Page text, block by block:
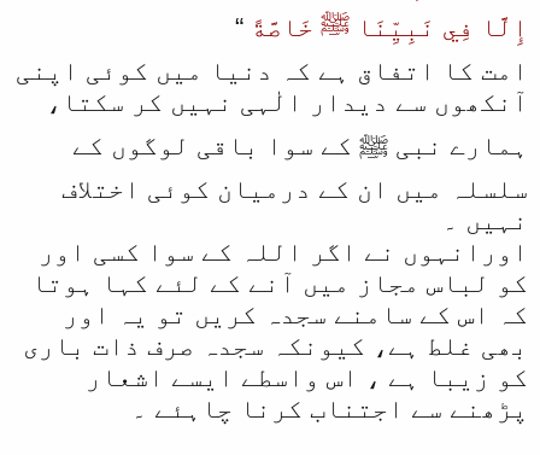
إِلَّا فِي نَبِيِّنَا ﷺ خَاصَّةً “
امت کا اتفاق ہے کہ دنیا میں کوئی اپنی
آنکھوں سے دیدار الٰہی نہیں کر سکتا،
ہمارے نبی ﷺ کے سوا باقی لوگوں کے
سلسلہ میں ان کے درمیان کوئی اختلاف
نہیں ۔
اورانہوں نے اگر اللہ کے سوا کسی اور
کو لباس مجاز میں آنے کے لئے کہا ہوتا
کہ اس کے سامنے سجدہ کریں تو یہ اور
بھی غلط ہے، کیونکہ سجدہ صرف ذات باری
کو زیبا ہے ، اس واسطے ایسے اشعار
پڑھنے سے اجتناب کرنا چاہئے ۔